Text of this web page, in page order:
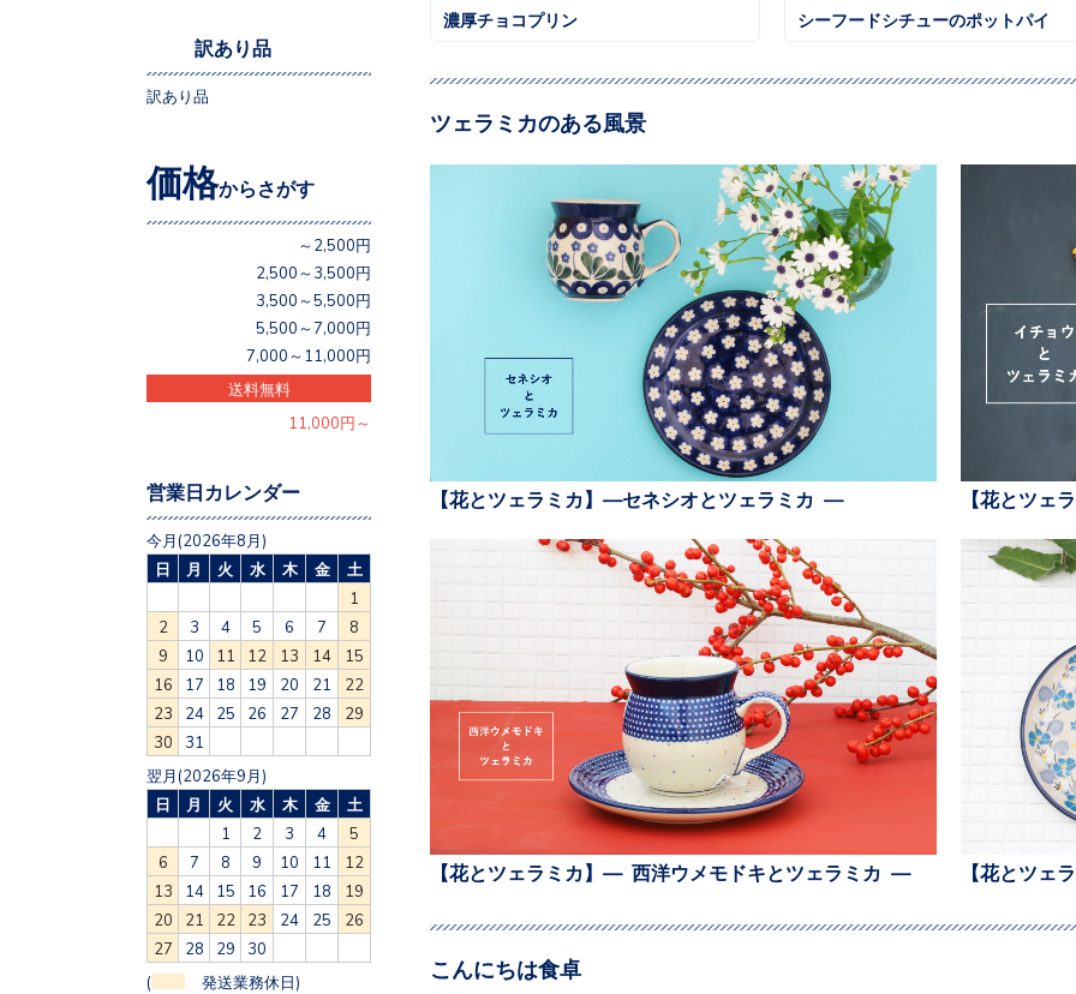
濃厚チョコプリン シーフードシチューのポットパイ
ツェラミカのある風景
【花とツェラミカ】—セネシオとツェラミカ — 【花とツェ
【花とツェラミカ】— 西洋ウメモドキとツェラミカ — 【花とツェ
こんにちは食卓
訳あり品
訳あり品
価格からさがす
～2,500円
2,500～3,500円
3,500～5,500円
5,500～7,000円
7,000～11,000円
送料無料
11,000円～
営業日カレンダー
今月(2026年8月)
日
月 火 水 木 金
土
1
2
3 4 5 6 7
8
9
10 11 12 13 14
15
16
17 18 19 20 21
22
23
24 25 26 27 28
29
30
31
翌月(2026年9月)
日
月 火 水 木 金
土
1
2 3 4
5
6
7 8 9 10 11
12
13
14 15 16 17 18
19
20
21 22 23 24 25
26
27
28 29 30
( 発送業務休日)